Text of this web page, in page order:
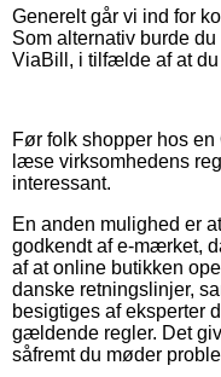
Generelt går vi ind for
Som alternativ burde
ViaBill, i tilfælde af at
Før folk shopper hos
læse virksomhedens
interessant.
En anden mulighed er
godkendt af e-mærket,
af at online butikken
danske retningslinjer,
besigtiges af eksperter
gældende regler. Det
såfremt du møder